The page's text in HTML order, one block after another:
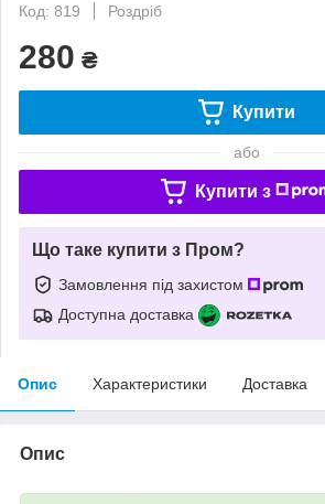
Код: 819
Роздріб
280 ₴
Купити
або
Купити з
Що таке купити з Пром?
Замовлення під захистом
Доступна доставка
Опис Характеристики Доставка
Опис